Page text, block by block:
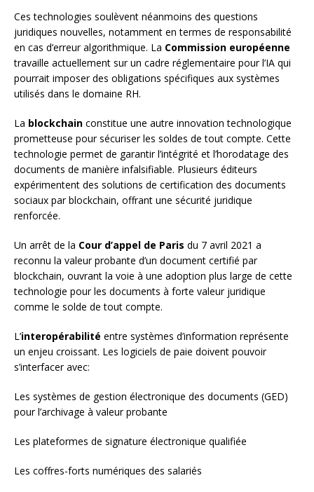
Ces technologies soulèvent néanmoins des questions
juridiques nouvelles, notamment en termes de responsabilité
en cas d’erreur algorithmique. La Commission européenne
travaille actuellement sur un cadre réglementaire pour l’IA qui
pourrait imposer des obligations spécifiques aux systèmes
utilisés dans le domaine RH.
La blockchain constitue une autre innovation technologique
prometteuse pour sécuriser les soldes de tout compte. Cette
technologie permet de garantir l’intégrité et l’horodatage des
documents de manière infalsifiable. Plusieurs éditeurs
expérimentent des solutions de certification des documents
sociaux par blockchain, offrant une sécurité juridique
renforcée.
Un arrêt de la Cour d’appel de Paris du 7 avril 2021 a
reconnu la valeur probante d’un document certifié par
blockchain, ouvrant la voie à une adoption plus large de cette
technologie pour les documents à forte valeur juridique
comme le solde de tout compte.
L’interopérabilité entre systèmes d’information représente
un enjeu croissant. Les logiciels de paie doivent pouvoir
s’interfacer avec:
Les systèmes de gestion électronique des documents (GED)
pour l’archivage à valeur probante
Les plateformes de signature électronique qualifiée
Les coffres-forts numériques des salariés